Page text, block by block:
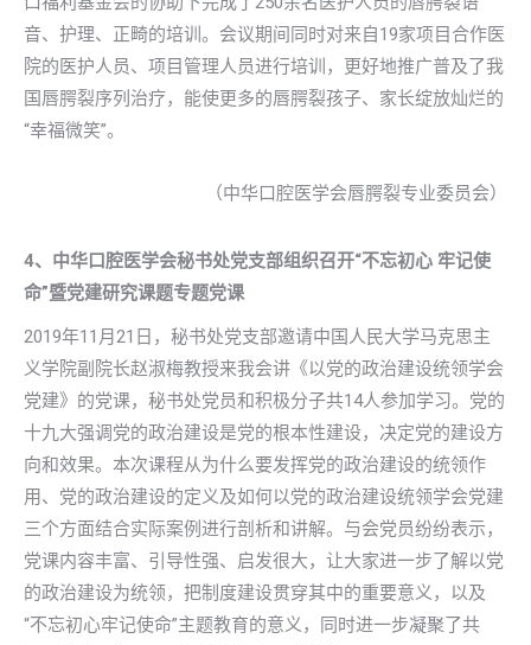
音、护理、正畸的培训。会议期间同时对来自19家项目合作医
院的医护人员、项目管理人员进行培训，更好地推广普及了我
国唇腭裂序列治疗，能使更多的唇腭裂孩子、家长绽放灿烂的
“幸福微笑”。
（中华口腔医学会唇腭裂专业委员会）
4、中华口腔医学会秘书处党支部组织召开“不忘初心 牢记使
命”暨党建研究课题专题党课
2019年11月21日，秘书处党支部邀请中国人民大学马克思主
义学院副院长赵淑梅教授来我会讲《以党的政治建设统领学会
党建》的党课，秘书处党员和积极分子共14人参加学习。党的
十九大强调党的政治建设是党的根本性建设，决定党的建设方
向和效果。本次课程从为什么要发挥党的政治建设的统领作
用、党的政治建设的定义及如何以党的政治建设统领学会党建
三个方面结合实际案例进行剖析和讲解。与会党员纷纷表示，
党课内容丰富、引导性强、启发很大，让大家进一步了解以党
的政治建设为统领，把制度建设贯穿其中的重要意义，以及
“不忘初心牢记使命”主题教育的意义，同时进一步凝聚了共